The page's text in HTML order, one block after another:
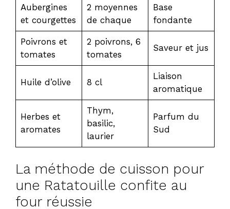
Aubergines
et courgettes
2 moyennes
de chaque
Base
fondante
Poivrons et
tomates
2 poivrons, 6
tomates
Saveur et jus
Huile d’olive 8 cl
Liaison
aromatique
Herbes et
aromates
Thym,
basilic,
laurier
Parfum du
Sud
La méthode de cuisson pour
une Ratatouille confite au
four réussie